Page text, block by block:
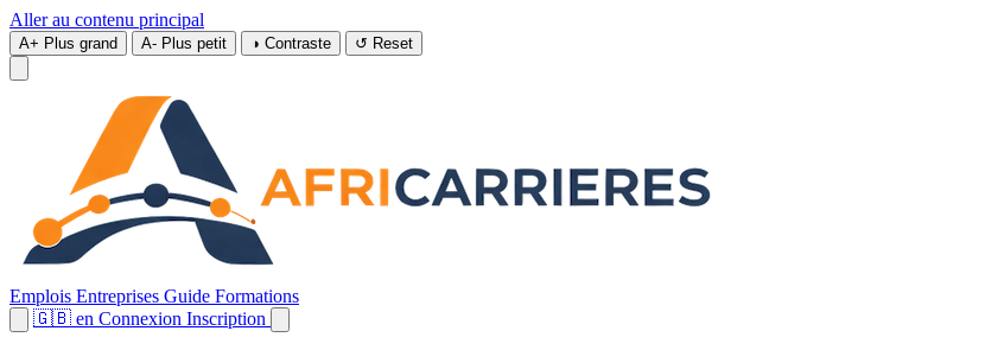
Aller au contenu principal
A+ Plus grand A- Plus petit ◑ Contraste ↺ Reset
Emplois Entreprises Guide Formations
🇬🇧 en Connexion Inscription